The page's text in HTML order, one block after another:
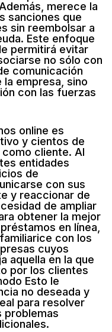
merece la
sanciones que
sin reembolsar a
Este enfoque
permitirá evitar
no sólo con
comunicación
empresa, sino
con las fuerzas
online es
y cientos de
cliente. Al
entidades
de
con sus
y reaccionar de
de ampliar
obtener la mejor
en línea,
con los
cuyos
aquella en la que
por los clientes
Esto le
no deseada y
para resolver
problemas